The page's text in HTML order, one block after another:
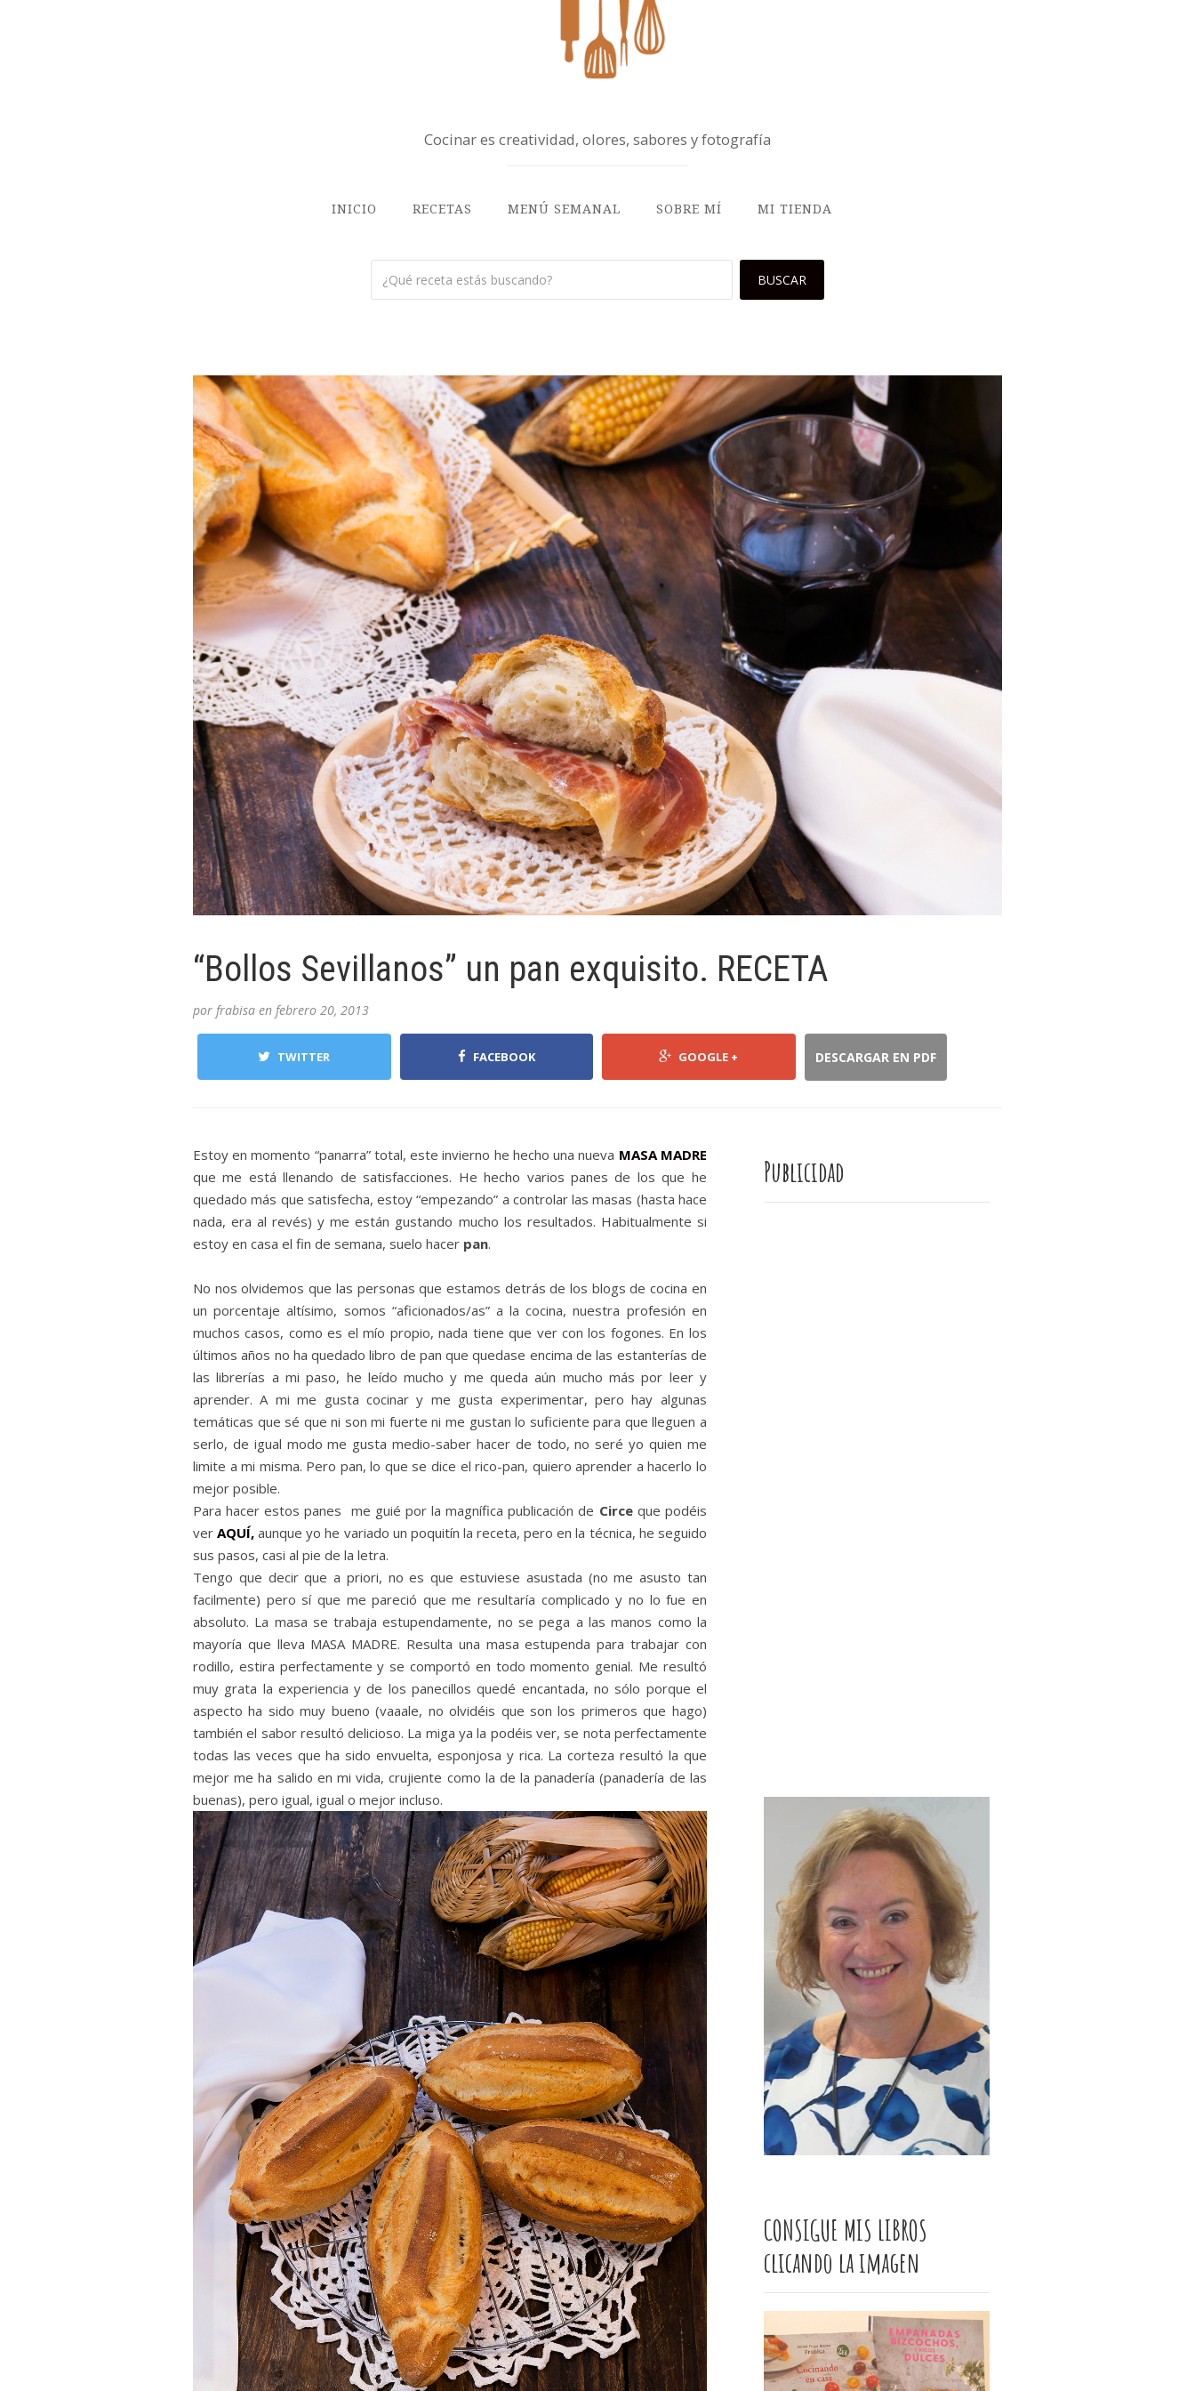
Cocinar es creatividad, olores, sabores y fotografía
INICIO RECETAS MENÚ SEMANAL SOBRE MÍ MI TIENDA
“Bollos Sevillanos” un pan exquisito. RECETA
por frabisa en febrero 20, 2013
TWITTER FACEBOOK GOOGLE + DESCARGAR EN PDF
Estoy en momento “panarra” total, este invierno he hecho una nueva MASA MADRE
que me está llenando de satisfacciones. He hecho varios panes de los que he
quedado más que satisfecha, estoy “empezando” a controlar las masas (hasta hace
nada, era al revés) y me están gustando mucho los resultados. Habitualmente si
estoy en casa el fin de semana, suelo hacer pan.
No nos olvidemos que las personas que estamos detrás de los blogs de cocina en
un porcentaje altísimo, somos “aficionados/as” a la cocina, nuestra profesión en
muchos casos, como es el mío propio, nada tiene que ver con los fogones. En los
últimos años no ha quedado libro de pan que quedase encima de las estanterías de
las librerías a mi paso, he leído mucho y me queda aún mucho más por leer y
aprender. A mi me gusta cocinar y me gusta experimentar, pero hay algunas
temáticas que sé que ni son mi fuerte ni me gustan lo suficiente para que lleguen a
serlo, de igual modo me gusta medio-saber hacer de todo, no seré yo quien me
limite a mi misma. Pero pan, lo que se dice el rico-pan, quiero aprender a hacerlo lo
mejor posible.
Para hacer estos panes me guié por la magnífica publicación de Circeque podéis
verAQUÍ, aunque yo he variado un poquitín la receta, pero en la técnica, he seguido
sus pasos, casi al pie de la letra.
Tengo que decir que a priori, no es que estuviese asustada (no me asusto tan
facilmente) pero sí que me pareció que me resultaría complicado y no lo fue en
absoluto. La masa se trabaja estupendamente, no se pega a las manos como la
mayoría que lleva MASA MADRE. Resulta una masa estupenda para trabajar con
rodillo, estira perfectamente y se comportó en todo momento genial. Me resultó
muy grata la experiencia y de los panecillos quedé encantada, no sólo porque el
aspecto ha sido muy bueno (vaaale, no olvidéis que son los primeros que hago)
también el sabor resultó delicioso. La miga ya la podéis ver, se nota perfectamente
todas las veces que ha sido envuelta, esponjosa y rica. La corteza resultó la que
mejor me ha salido en mi vida, crujiente como la de la panadería (panadería de las
buenas), pero igual, igual o mejor incluso.
Publicidad
CONSIGUE MIS LIBROS
clicando la imagen